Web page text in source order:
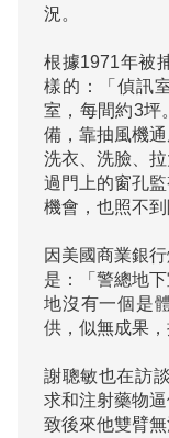
況。
根據1971年被
樣的：「偵訊
室，每間約3坪
備，靠抽風機
洗衣、洗臉、
過門上的窗孔
機會，也照不到
因美國商業銀
是：「警總地
地沒有一個是
供，似無成果，
謝聰敏也在訪
求和注射藥物
致後來他雙臂